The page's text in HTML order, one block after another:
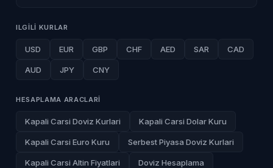
ILGILI KURLAR
USD EUR GBP CHF AED SAR CAD
AUD JPY CNY
HESAPLAMA ARACLARI
Kapali Carsi Doviz Kurlari Kapali Carsi Dolar Kuru
Kapali Carsi Euro Kuru Serbest Piyasa Doviz Kurlari
Kapali Carsi Altin Fiyatlari Doviz Hesaplama